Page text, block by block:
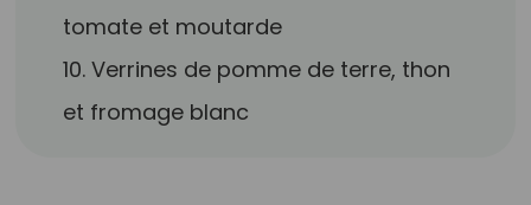
tomate et moutarde
10. Verrines de pomme de terre, thon
et fromage blanc